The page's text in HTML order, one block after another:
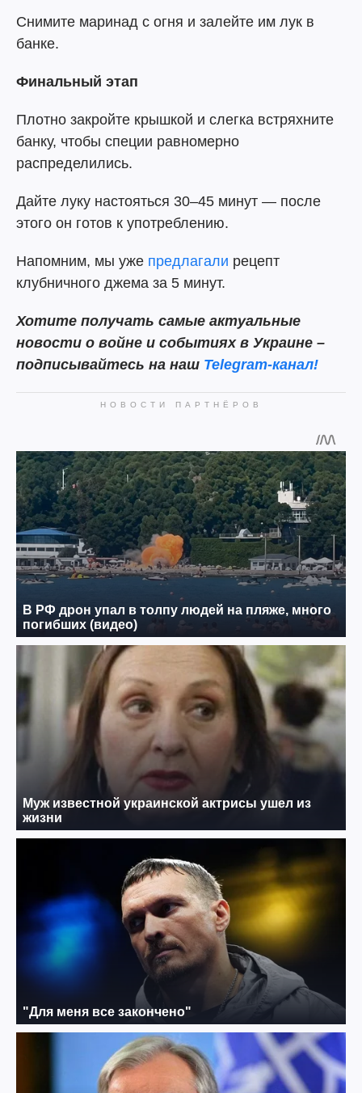
Снимите маринад с огня и залейте им лук в
банке.
Финальный этап
Плотно закройте крышкой и слегка встряхните
банку, чтобы специи равномерно
распределились.
Дайте луку настояться 30–45 минут — после
этого он готов к употреблению.
Напомним, мы уже предлагали рецепт
клубничного джема за 5 минут.
Хотите получать самые актуальные
новости о войне и событиях в Украине –
подписывайтесь на наш Telegram-канал!